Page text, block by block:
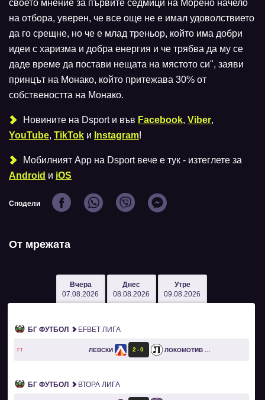
своето мнение за първите седмици на Морено начело
на отбора, уверен, че все още не е имал удоволствието
да го срещне, но че е млад треньор, който има добри
идеи с харизма и добра енергия и че трябва да му се
даде време да постави нещата на мястото си", заяви
принцът на Монако, който притежава 30% от
собствеността на Монако.
Новините на Dsport и във Facebook, Viber,
YouTube, TikTok и Instagram!
Мобилният Аpp на Dsport вече е тук - изтеглете за
Android и iOS
Сподели
От мрежата
Вчера
07.08.2026
Днес
08.08.2026
Утре
09.08.2026
БГ ФУТБОЛ EFBET ЛИГА
FT ЛЕВСКИ 2 0
БГ ФУТБОЛ ВТОРА ЛИГА